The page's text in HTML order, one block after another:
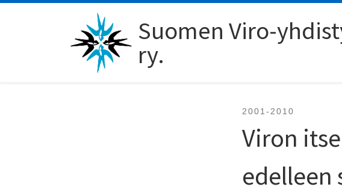
Suomen Viro-
ry.
2001-2010
Viron
edelleen